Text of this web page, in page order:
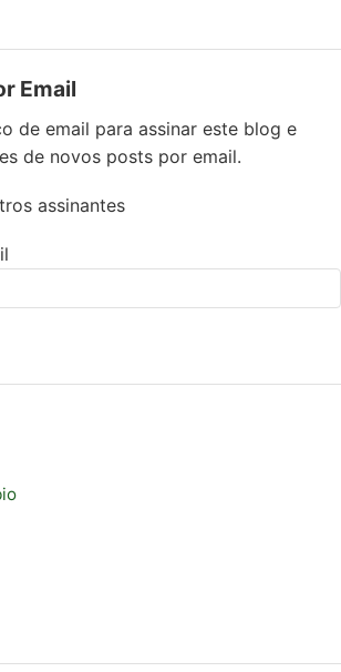
Email
de email para assinar este blog e
de novos posts por email.
assinantes